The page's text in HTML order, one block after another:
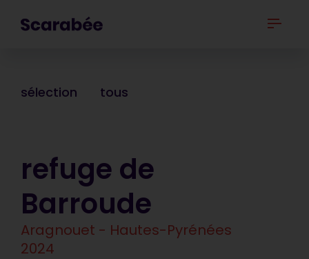
sélection tous
refuge de
Barroude
Aragnouet - Hautes-Pyrénées
2024